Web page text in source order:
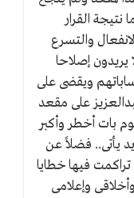
نتيجة القرار
والتسرع
إصلاحا
ويقضى على
على مقعد
بات أخطر وأكبر
يأتى.. فضلاً عن
فيها خطايا
وإعلامى